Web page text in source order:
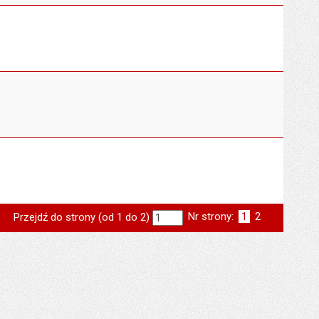
Przejdź do strony (od 1 do 2) Nr strony: Strona
1 Strona
2